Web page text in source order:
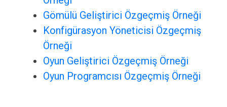
Gömülü Geliştirici Özgeçmiş Örneği
Konfigürasyon Yöneticisi Özgeçmiş
Örneği
Oyun Geliştirici Özgeçmiş Örneği
Oyun Programcısı Özgeçmiş Örneği